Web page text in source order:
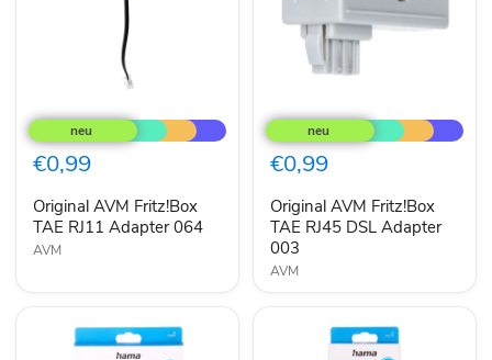
AVM
Fritz!Box
TAE
RJ11
064
€0,99
Original AVM Fritz!Box
TAE RJ11 Adapter 064
AVM
AVM
Fritz!Box
TAE
RJ45
Adapter
003
€0,99
Original AVM Fritz!Box
TAE RJ45 DSL Adapter
003
AVM